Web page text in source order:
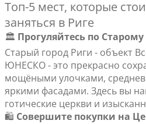
Топ-5 мест, которые
заняться в Риге
🏛️ Прогуляйтесь по Старому
Старый город Риги - объект
ЮНЕСКО - это прекрасно
мощёными улочками,
яркими фасадами. Здесь вы
готические церкви и
🛍️ Совершите покупки на